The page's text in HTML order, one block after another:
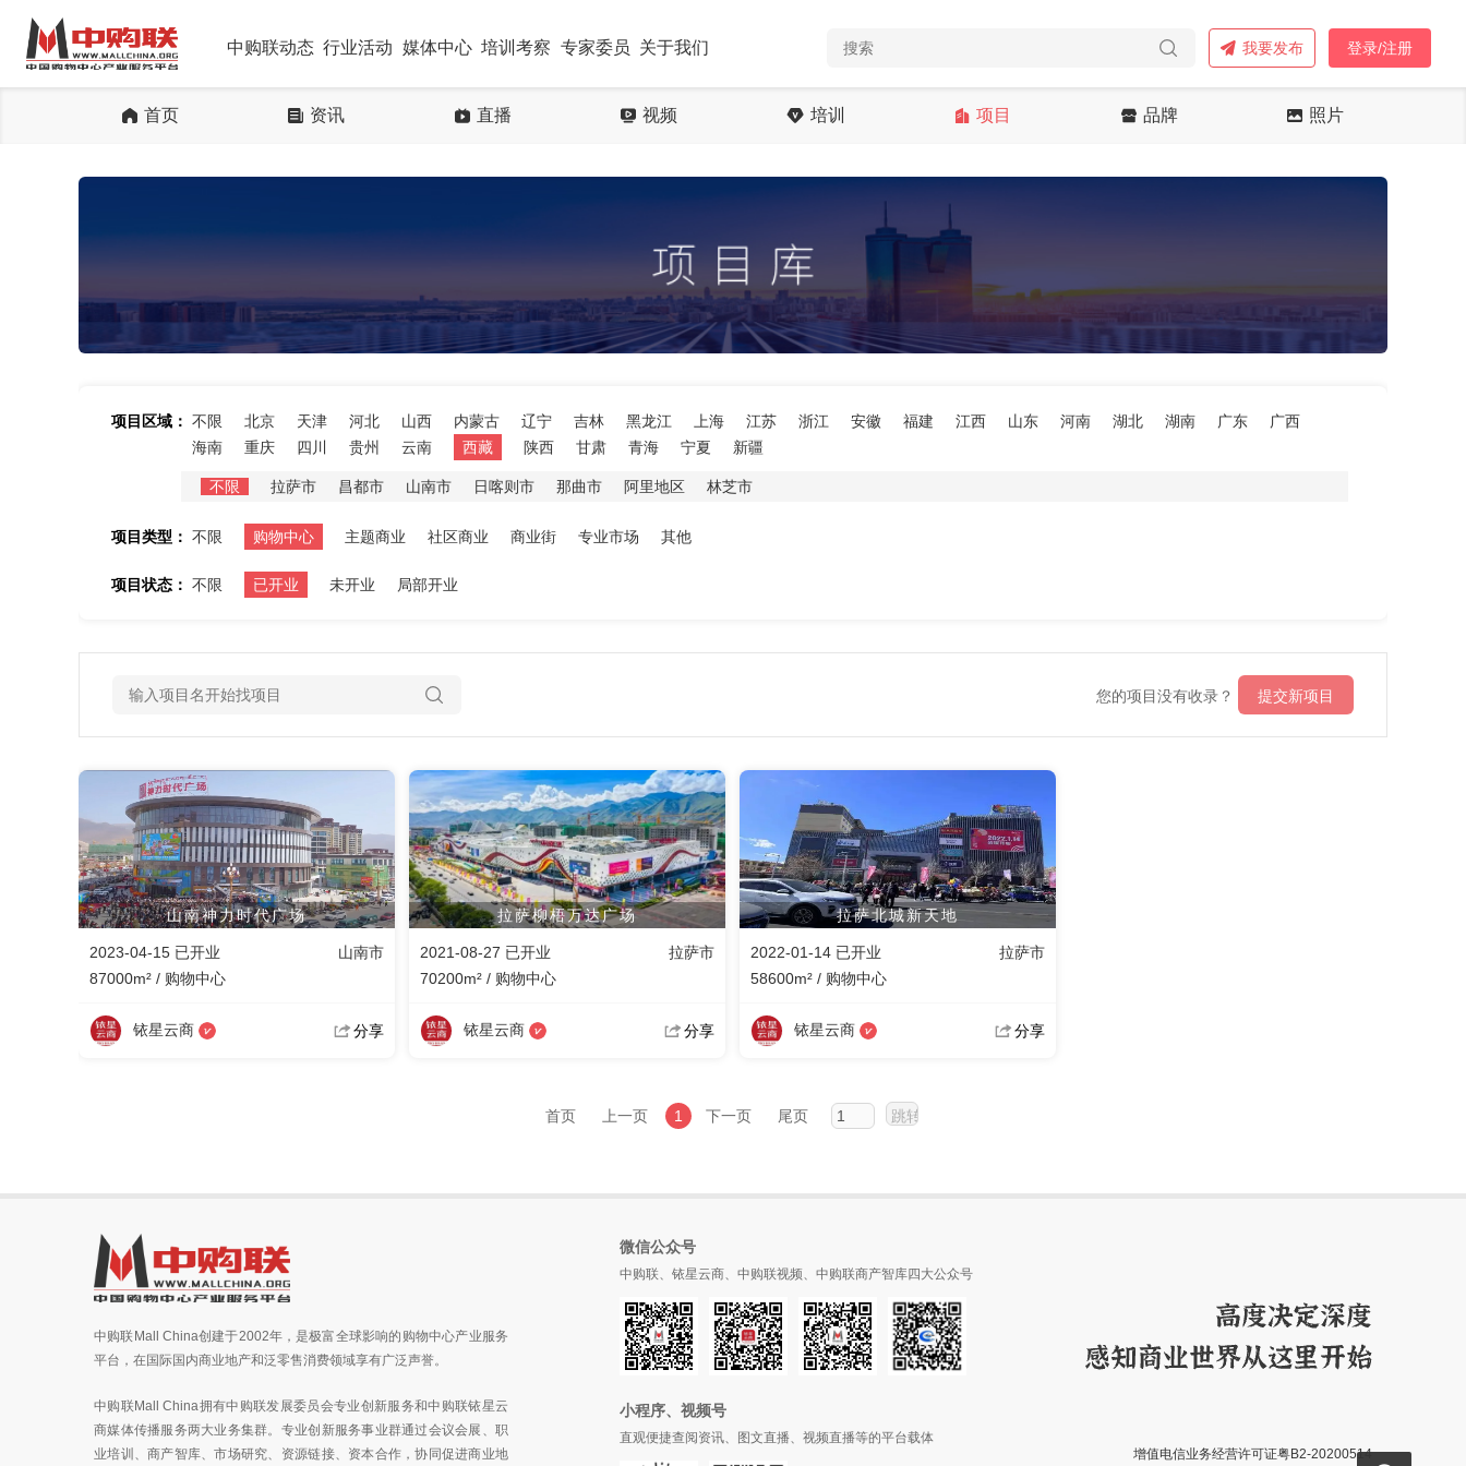
中购联动态 行业活动 媒体中心 培训考察 专家委员 关于我们 我要发布 登录/注册
首页 资讯 直播 视频 培训 项目 品牌 照片
项目区域： 不限 北京 天津 河北 山西 内蒙古 辽宁 吉林 黑龙江 上海 江苏 浙江 安徽 福建 江西 山东 河南 湖北 湖南 广东
广西
海南
重庆 四川 贵州 云南 西藏 陕西 甘肃 青海 宁夏 新疆
不限 拉萨市 昌都市 山南市 日喀则市 那曲市 阿里地区 林芝市
项目类型： 不限 购物中心 主题商业 社区商业 商业街 专业市场 其他
项目状态： 不限 已开业 未开业 局部开业
您的项目没有收录？ 提交新项目
山南神力时代广场
2023-04-15 已开业
山南市
87000m² / 购物中心
铱星云商 分享
拉萨柳梧万达广场
2021-08-27 已开业
拉萨市
70200m² / 购物中心
铱星云商 分享
拉萨北城新天地
2022-01-14 已开业
拉萨市
58600m² / 购物中心
铱星云商 分享
首页 上一页 1 下一页 尾页
中购联Mall China创建于2002年，是极富全球影响的购物中心产业服务
平台，在国际国内商业地产和泛零售消费领域享有广泛声誉。
中购联Mall China拥有中购联发展委员会专业创新服务和中购联铱星云
商媒体传播服务两大业务集群。专业创新服务事业群通过会议会展、职
业培训、商产智库、市场研究、资源链接、资本合作，协同促进商业地
微信公众号
中购联、铱星云商、中购联视频、中购联商产智库四大公众号
小程序、视频号
直观便捷查阅资讯、图文直播、视频直播等的平台载体
增值电信业务经营许可证粤B2-20200514